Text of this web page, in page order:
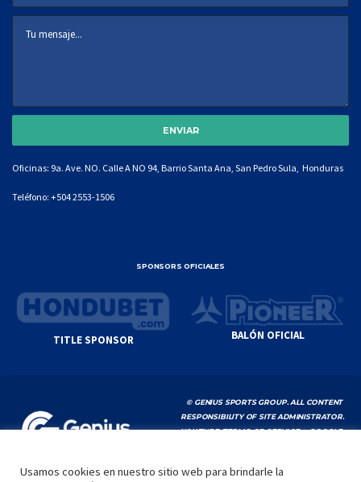
Oficinas: 9a. Ave. NO. Calle A NO 94, Barrio Santa Ana, San Pedro Sula, Honduras
Teléfono: +504 2553-1506
SPONSORS OFICIALES
TITLE SPONSOR BALÓN OFICIAL
© GENIUS SPORTS GROUP. ALL CONTENT
RESPONSIBILITY OF SITE ADMINISTRATOR.
YOUTUBE TERMS OF SERVICE|GOOGLE
Usamos cookies en nuestro sitio web para brindarle la